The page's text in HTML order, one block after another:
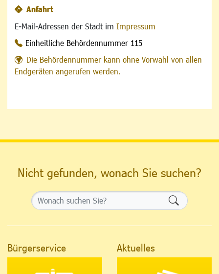
Anfahrt
E-Mail-Adressen der Stadt im Impressum
Einheitliche Behördennummer 115
Die Behördennummer kann ohne Vorwahl von allen
Endgeräten angerufen werden.
Nicht gefunden, wonach Sie suchen?
Bürgerservice Aktuelles